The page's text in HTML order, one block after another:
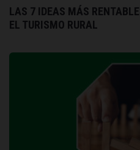
LAS 7 IDEAS MÁS
EL TURISMO RURAL